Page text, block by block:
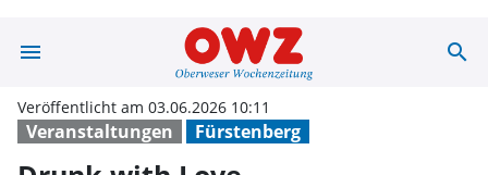
menu Drunk with search
Veranstaltungen Fürstenberg
Veröffentlicht am 03.06.2026 10:11